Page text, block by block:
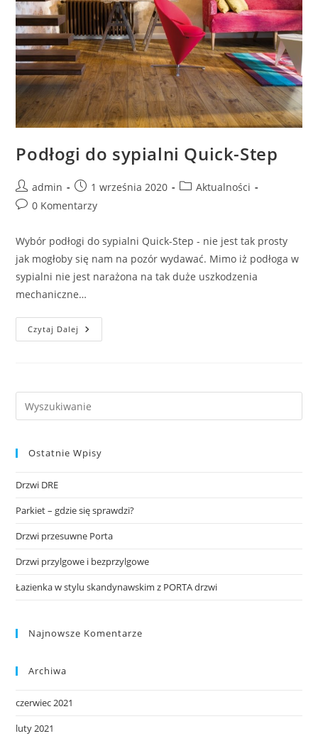
Podłogi do sypialni Quick-Step
Post
author:
admin
Post
published:
1 września 2020
PostAktualności
Post0 Komentarzy
Wybór podłogi do sypialni Quick-Step - nie jest tak prosty
jak mogłoby się nam na pozór wydawać. Mimo iż podłoga w
sypialni nie jest narażona na tak duże uszkodzenia
mechaniczne…
Czytaj Dalej Podłogi
Do
Ostatnie Wpisy
Drzwi DRE
Parkiet – gdzie się sprawdzi?
Drzwi przesuwne Porta
Drzwi przylgowe i bezprzylgowe
Łazienka w stylu skandynawskim z PORTA drzwi
Najnowsze Komentarze
Archiwa
czerwiec 2021
luty 2021